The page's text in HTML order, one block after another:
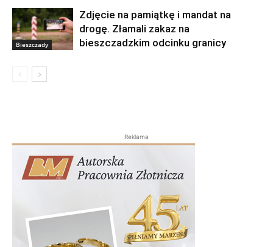
Bieszczady
Zdjęcie na pamiątkę i mandat na
drogę. Złamali zakaz na
bieszczadzkim odcinku granicy
Reklama